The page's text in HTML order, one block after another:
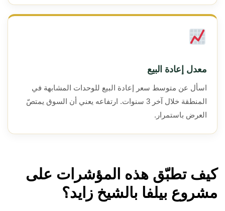
معدل إعادة البيع
اسأل عن متوسط سعر إعادة البيع للوحدات المشابهة في
المنطقة خلال آخر 3 سنوات. ارتفاعه يعني أن السوق يمتصّ
العرض باستمرار.
كيف تطبّق هذه المؤشرات على
مشروع بيلفا بالشيخ زايد؟